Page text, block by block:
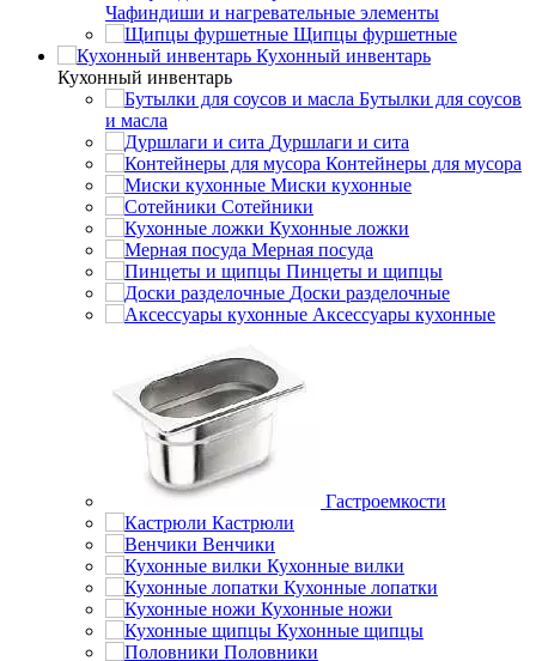
Чафиндиши и нагревательные элементы
Щипцы фуршетные
Кухонный инвентарь
Кухонный инвентарь
Бутылки для соусов
и масла
Дуршлаги и сита
Контейнеры для мусора
Миски кухонные
Сотейники
Кухонные ложки
Мерная посуда
Пинцеты и щипцы
Доски разделочные
Аксессуары кухонные
Гастроемкости
Кастрюли
Венчики
Кухонные вилки
Кухонные лопатки
Кухонные ножи
Кухонные щипцы
Половники